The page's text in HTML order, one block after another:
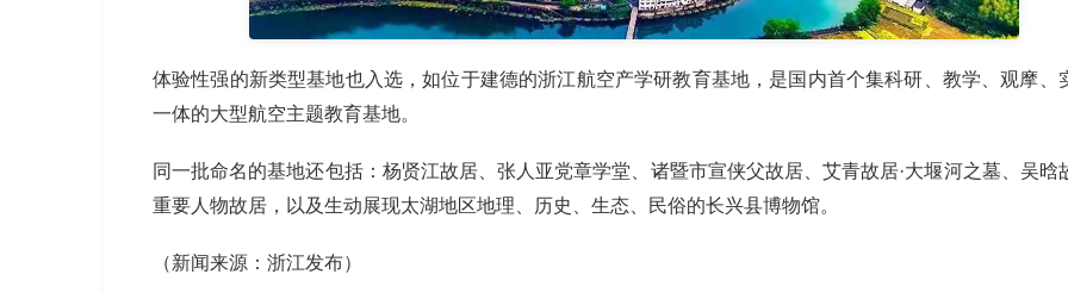
体验性强的新类型基地也入选，如位于建德的浙江航空产学研教育基地，是国内首个集科研、教学、观摩、
一体的大型航空主题教育基地。
同一批命名的基地还包括：杨贤江故居、张人亚党章学堂、诸暨市宣侠父故居、艾青故居·大堰河之墓、吴晗
重要人物故居，以及生动展现太湖地区地理、历史、生态、民俗的长兴县博物馆。
（新闻来源：浙江发布）